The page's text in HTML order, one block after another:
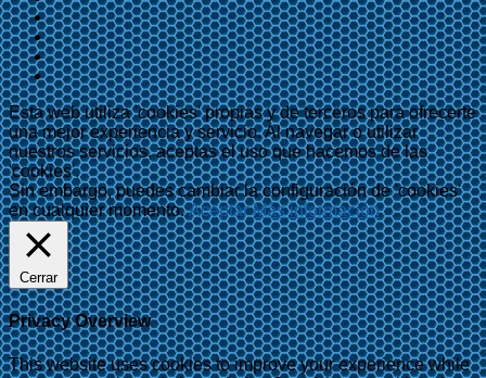
Esta web utiliza 'cookies' propias y de terceros para ofrecerte
una mejor experiencia y servicio. Al navegar o utilizar
nuestros servicios, aceptas el uso que hacemos de las
'cookies'.
Sin embargo, puedes cambiar la configuración de 'cookies'
en cualquier momento.Aceptar Más información
Cerrar
Privacy Overview
This website uses cookies to improve your experience while